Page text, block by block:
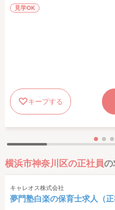
見学OK
キープする
横浜市神奈川区の正社員の
キャレオス株式会社
夢門塾白楽の保育士求人（正